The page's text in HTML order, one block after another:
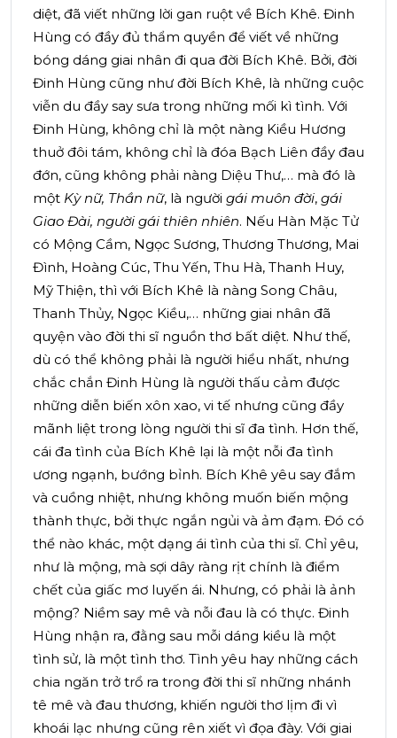
diệt, đã viết những lời gan ruột về Bích Khê. Đinh
Hùng có đầy đủ thẩm quyền để viết về những
bóng dáng giai nhân đi qua đời Bích Khê. Bởi, đời
Đinh Hùng cũng như đời Bích Khê, là những cuộc
viễn du đầy say sưa trong những mối kì tình. Với
Đinh Hùng, không chỉ là một nàng Kiều Hương
thuở đôi tám, không chỉ là đóa Bạch Liên đầy đau
đớn, cũng không phải nàng Diệu Thư,… mà đó là
một Kỳ nữ, Thần nữ, là người gái muôn đời, gái
Giao Đài, người gái thiên nhiên. Nếu Hàn Mặc Tử
có Mộng Cầm, Ngọc Sương, Thương Thương, Mai
Đình, Hoàng Cúc, Thu Yến, Thu Hà, Thanh Huy,
Mỹ Thiện, thì với Bích Khê là nàng Song Châu,
Thanh Thủy, Ngọc Kiều,… những giai nhân đã
quyện vào đời thi sĩ nguồn thơ bất diệt. Như thế,
dù có thể không phải là người hiểu nhất, nhưng
chắc chắn Đinh Hùng là người thấu cảm được
những diễn biến xôn xao, vi tế nhưng cũng đầy
mãnh liệt trong lòng người thi sĩ đa tình. Hơn thế,
cái đa tình của Bích Khê lại là một nỗi đa tình
ương ngạnh, bướng bỉnh. Bích Khê yêu say đắm
và cuồng nhiệt, nhưng không muốn biến mộng
thành thực, bởi thực ngắn ngủi và ảm đạm. Đó có
thể nào khác, một dạng ái tình của thi sĩ. Chỉ yêu,
như là mộng, mà sợi dây ràng rịt chính là điểm
chết của giấc mơ luyến ái. Nhưng, có phải là ảnh
mộng? Niềm say mê và nỗi đau là có thực. Đinh
Hùng nhận ra, đằng sau mỗi dáng kiều là một
tình sử, là một tình thơ. Tình yêu hay những cách
chia ngăn trở trổ ra trong đời thi sĩ những nhánh
tê mê và đau thương, khiến người thơ lịm đi vì
khoái lạc nhưng cũng rên xiết vì đọa đày. Với giai